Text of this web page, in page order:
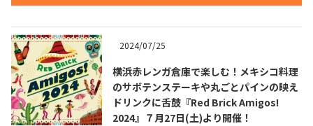
2024/07/25
横浜赤レンガ倉庫で楽しむ！メキシコ料理
のサボテンステーキや丸ごとパインの映え
ドリンクに舌鼓『Red Brick Amigos!
2024』７月27日(土)より開催！